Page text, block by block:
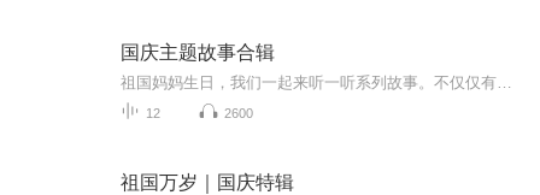
国庆主题故事合辑
12 2600
祖国万岁｜国庆特辑